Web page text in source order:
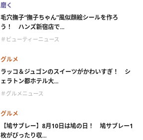
磨く
毛穴撫子“撫子ちゃん”風似顔絵シールを作ろ
う！ ハンズ新宿店で...
＃ビューティーニュース
グルメ
ラッコ＆ジュゴンのスイーツがかわいすぎ！ シ
ェラトン都ホテル大...
＃グルメニュース
グルメ
【鳩サブレー】8月10日は鳩の日！ 鳩サブレー1
枚がぴったり収...